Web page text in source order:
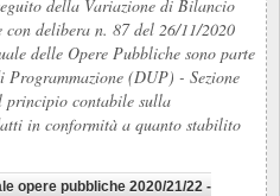
della Variazione di Bilancio
delibera n. 87 del 26/11/2020
delle Opere Pubbliche sono parte
(DUP) - Sezione
principio contabile sulla
in conformità a quanto stabilito
opere pubbliche 2020/21/22 -